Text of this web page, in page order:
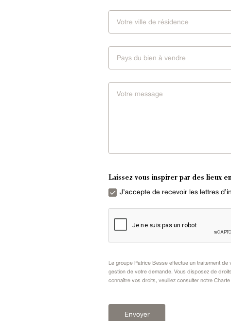
Pays du bien à vendre
Laissez vous inspirer par des lieux
J’accepte de recevoir les lettres
Le groupe Patrice Besse effectue un traitement
gestion de votre demande. Vous disposez de
connaître vos droits, veuillez consulter notre
Envoyer